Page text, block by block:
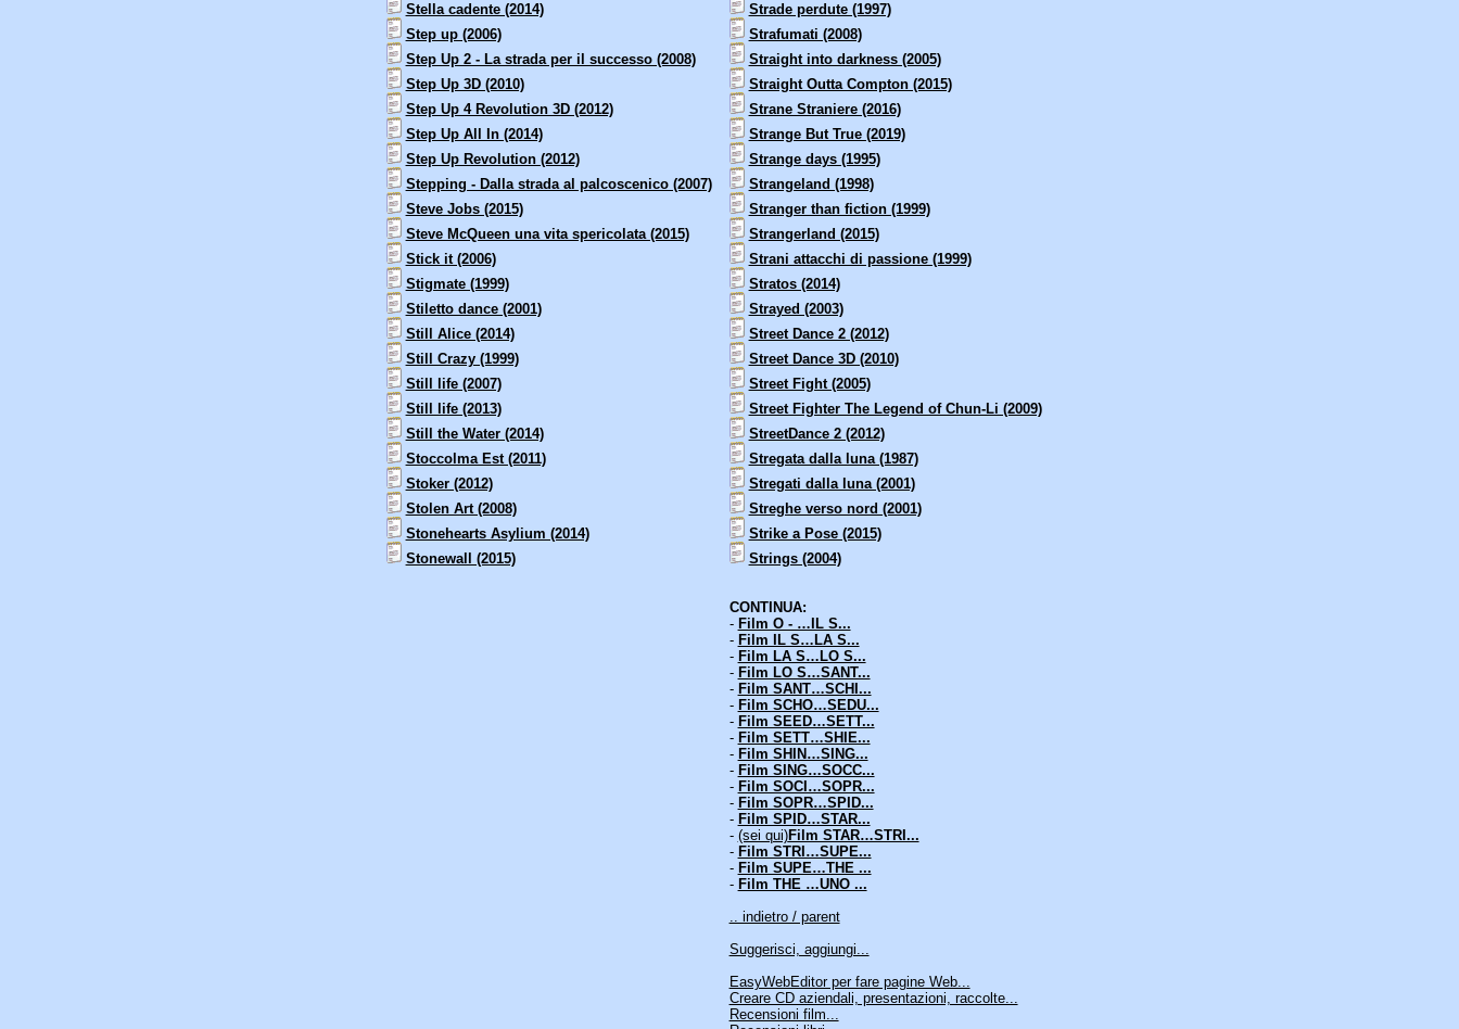
Stella cadente (2014)
Step up (2006)
Step Up 2 - La strada per il successo (2008)
Step Up 3D (2010)
Step Up 4 Revolution 3D (2012)
Step Up All In (2014)
Step Up Revolution (2012)
Stepping - Dalla strada al palcoscenico (2007)
Steve Jobs (2015)
Steve McQueen una vita spericolata (2015)
Stick it (2006)
Stigmate (1999)
Stiletto dance (2001)
Still Alice (2014)
Still Crazy (1999)
Still life (2007)
Still life (2013)
Still the Water (2014)
Stoccolma Est (2011)
Stoker (2012)
Stolen Art (2008)
Stonehearts Asylium (2014)
Stonewall (2015)
Strade perdute (1997)
Strafumati (2008)
Straight into darkness (2005)
Straight Outta Compton (2015)
Strane Straniere (2016)
Strange But True (2019)
Strange days (1995)
Strangeland (1998)
Stranger than fiction (1999)
Strangerland (2015)
Strani attacchi di passione (1999)
Stratos (2014)
Strayed (2003)
Street Dance 2 (2012)
Street Dance 3D (2010)
Street Fight (2005)
Street Fighter The Legend of Chun-Li (2009)
StreetDance 2 (2012)
Stregata dalla luna (1987)
Stregati dalla luna (2001)
Streghe verso nord (2001)
Strike a Pose (2015)
Strings (2004)
CONTINUA:
- Film O - …IL S...
- Film IL S…LA S...
- Film LA S…LO S...
- Film LO S…SANT...
- Film SANT…SCHI...
- Film SCHO…SEDU...
- Film SEED…SETT...
- Film SETT…SHIE...
- Film SHIN…SING...
- Film SING…SOCC...
- Film SOCI…SOPR...
- Film SOPR…SPID...
- Film SPID…STAR...
- (sei qui)Film STAR…STRI...
- Film STRI…SUPE...
- Film SUPE…THE ...
- Film THE …UNO ...
.. indietro / parent
Suggerisci, aggiungi...
EasyWebEditor per fare pagine Web...
Creare CD aziendali, presentazioni, raccolte...
Recensioni film...